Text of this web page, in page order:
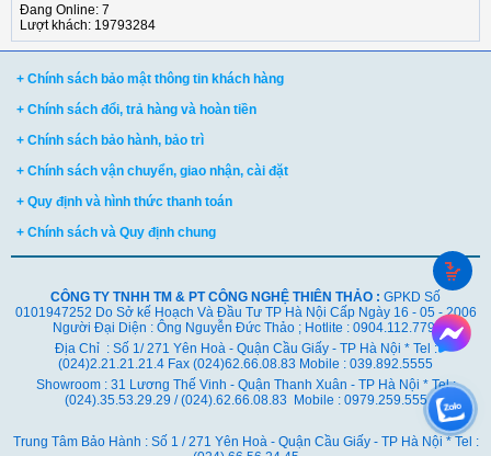
Đang Online: 7
Lượt khách: 19793284
+ Chính sách bảo mật thông tin khách hàng
+ Chính sách đổi, trả hàng và hoàn tiền
+ Chính sách bảo hành, bảo trì
+ Chính sách vận chuyển, giao nhận, cài đặt
+ Quy định và hình thức thanh toán
+ Chính sách và Quy định chung
CÔNG TY TNHH TM & PT CÔNG NGHỆ THIÊN THẢO : GPKD Số
0101947252 Do Sở kế Hoạch Và Đầu Tư TP Hà Nội Cấp Ngày 16 - 05 - 2006
Người Đại Diện : Ông Nguyễn Đức Thảo ; Hotlite : 0904.112.779
Địa Chỉ : Số 1/ 271 Yên Hoà - Quận Cầu Giấy - TP Hà Nội * Tel :
(024)2.21.21.21.4 Fax (024)62.66.08.83 Mobile : 039.892.5555
Showroom : 31 Lương Thế Vinh - Quận Thanh Xuân - TP Hà Nội * Tel :
(024).35.53.29.29 / (024).62.66.08.83 Mobile : 0979.259.555
Trung Tâm Bảo Hành : Số 1 / 271 Yên Hoà - Quận Cầu Giấy - TP Hà Nội * Tel :